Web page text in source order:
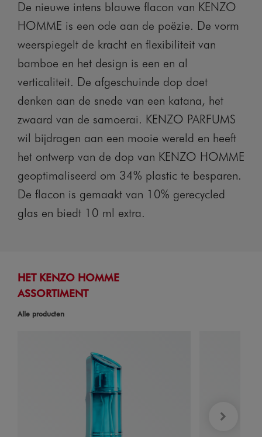
De nieuwe intens blauwe flacon van KENZO
HOMME is een ode aan de poëzie. De vorm
weerspiegelt de kracht en flexibiliteit van
bamboe en het design is een en al
verticaliteit. De afgeschuinde dop doet
denken aan de snede van een katana, het
zwaard van de samoerai. KENZO PARFUMS
wil bijdragen aan een mooie wereld en heeft
het ontwerp van de dop van KENZO HOMME
geoptimaliseerd om 34% plastic te besparen.
De flacon is gemaakt van 10% gerecycled
glas en biedt 10 ml extra.
HET KENZO HOMME
ASSORTIMENT
Alle producten